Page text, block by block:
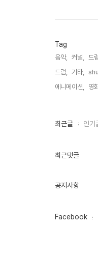
Tag
음악, 커널, 드
드럼,
기타,
에니메이션,
영
최
인
최근글 인기
최근댓글
공지사항
페
Facebook